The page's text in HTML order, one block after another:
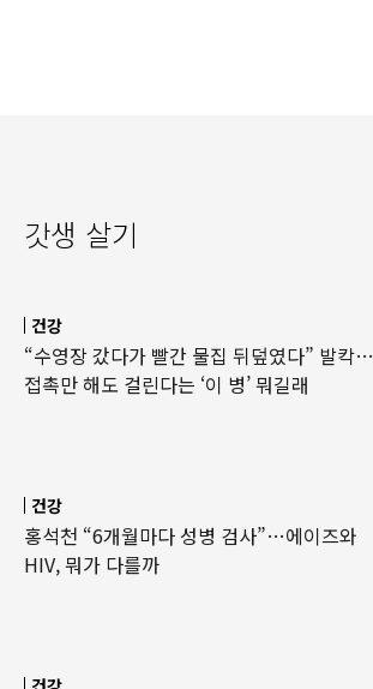
갓생 살기
건강
“수영장 갔다가 빨간 물집 뒤덮였다” 발칵…
접촉만 해도 걸린다는 ‘이 병’ 뭐길래
건강
홍석천 “6개월마다 성병 검사”…에이즈와
HIV, 뭐가 다를까